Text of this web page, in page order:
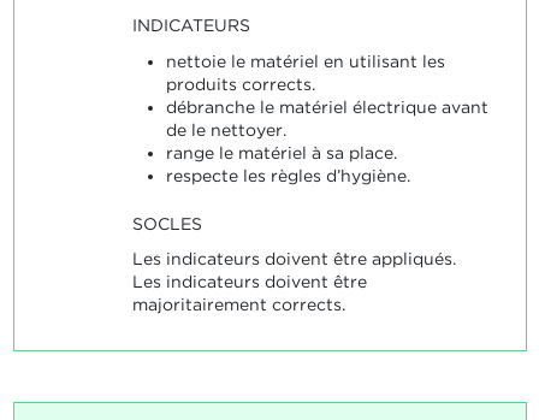
INDICATEURS
nettoie le matériel en utilisant les
produits corrects.
débranche le matériel électrique avant
de le nettoyer.
range le matériel à sa place.
respecte les règles d’hygiène.
SOCLES
Les indicateurs doivent être appliqués.
Les indicateurs doivent être
majoritairement corrects.